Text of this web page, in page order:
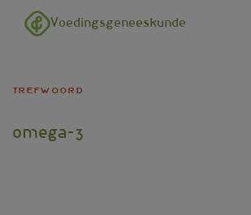
Overslaan en naar de inhoud gaan
Voedingsgeneeskunde
trefwoord
omega-3